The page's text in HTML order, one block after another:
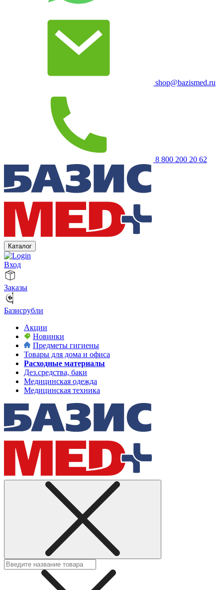
shop@bazismed.ru
8 800 200 20 62
Каталог
Вход
Заказы
Базисрубли
Акции
Новинки
Предметы гигиены
Товары для дома и офиса
Расходные материалы
Дез.средства, баки
Медицинская одежда
Медицинская техника